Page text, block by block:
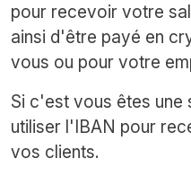
pour recevoir votre
ainsi d'être payé en
vous ou pour votre
Si c'est vous êtes
utiliser l'IBAN pour
vos clients.